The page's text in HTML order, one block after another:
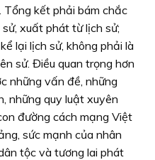
kết phải bám chắc
xuất phát từ lịch sử;
lại lịch sử, không phải là
sử. Điều quan trọng hơn
những vấn đề, những
những quy luật xuyên
đường cách mạng Việt
sức mạnh của nhân
tộc và tương lai phát